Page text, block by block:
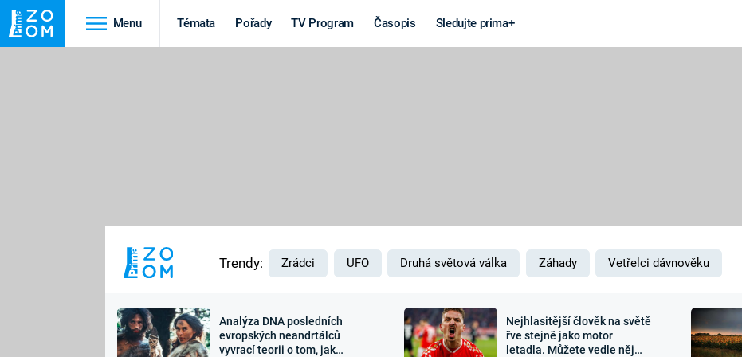
Menu Témata Pořady TV Program Časopis Sledujte prima+
MARS
Výročí
Záhady a
Zajímavosti
Trendy: Zrádci UFO Druhá světová válka Záhady Vetřelci dávnověku
Analýza DNA posledních
evropských neandrtálců
vyvrací teorii o tom, jak
Nejhlasitější člověk na světě
řve stejně jako motor
letadla. Můžete vedle něj